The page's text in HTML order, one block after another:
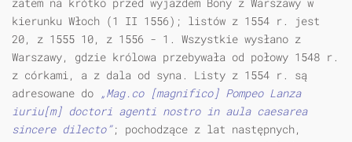
kierunku Włoch (1 II 1556); listów z 1554 r. jest
20, z 1555 10, z 1556 - 1. Wszystkie wysłano z
Warszawy, gdzie królowa przebywała od połowy 1548 r.
z córkami, a z dala od syna. Listy z 1554 r. są
adresowane do „Mag.co [magnifico] Pompeo Lanza
iuriu[m] doctori agenti nostro in aula caesarea
sincere dilecto”; pochodzące z lat następnych,